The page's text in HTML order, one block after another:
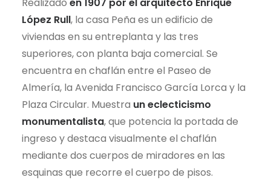
López Rull, la casa Peña es un edificio de
viviendas en su entreplanta y las tres
superiores, con planta baja comercial. Se
encuentra en chaflán entre el Paseo de
Almería, la Avenida Francisco García Lorca y la
Plaza Circular. Muestra un eclecticismo
monumentalista, que potencia la portada de
ingreso y destaca visualmente el chaflán
mediante dos cuerpos de miradores en las
esquinas que recorre el cuerpo de pisos.